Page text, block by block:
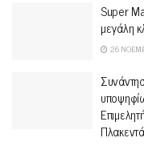
Super
μεγάλη
26
Πλακεντά